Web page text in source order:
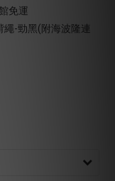
免運
-勁黑(附海波隆連